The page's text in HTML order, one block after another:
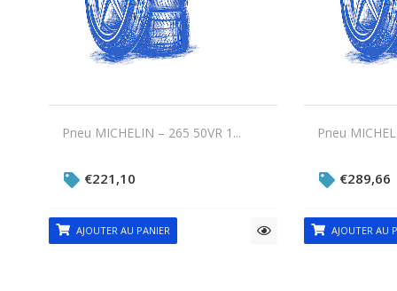
Pneu MICHELIN – 265 50VR 1...
€221,10
AJOUTER AU PANIER
Pneu
€289,66
AJOUTER AU